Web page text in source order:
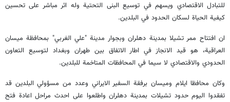
للتبادل الاقتصادي ويسهم في توسيع البنى التحتية وله اثر مباشر على تحسين
كيفية الحياة لسكان الحدود في البلدين.
ان افتتاح ممر تشيلا بمدينة دهلران وبجوار مدينة "علي الغربي" بمحافظة ميسان
العراقية، هو قيد الانجاز في اطار الاتفاق بين طهران وبغداد لتوسيع التعاون
الحدودي والاقتصادي لا سيما في المحافظات المتاخمة للبلدين.
وكان محافظا ايلام وميسان برفقة السفير الايراني وعدد من مسؤولي البلدين قد
تفقدوا اليوم حدود تشيلات بمدينة دهلران واطلعوا على احدث مراحل اعادة فتح